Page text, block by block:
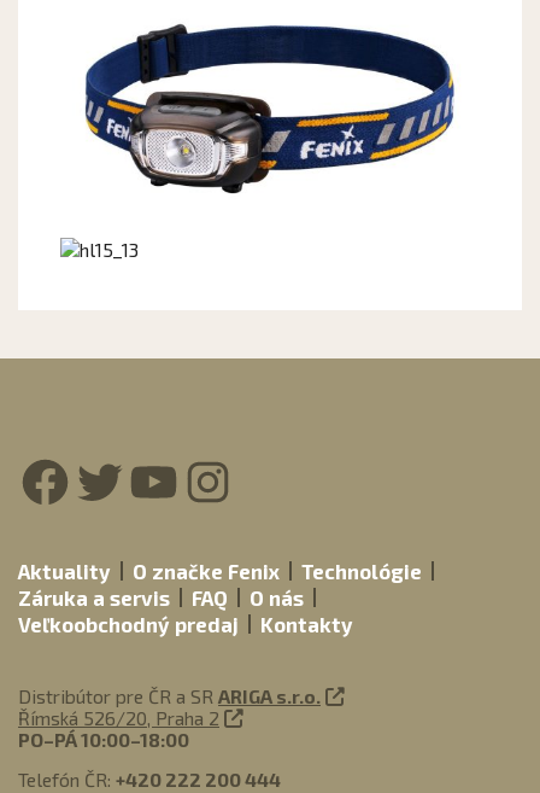
Facebook
Twitter
YouTube
Aktuality O značke Fenix
Technológie
Záruka a servis
FAQ
O nás
Veľkoobchodný predaj
Kontakty
Distribútor pre ČR a SR ARIGA s.r.o.
Římská 526/20, Praha 2
PO–PÁ 10:00–18:00
Telefón ČR: +420 222 200 444